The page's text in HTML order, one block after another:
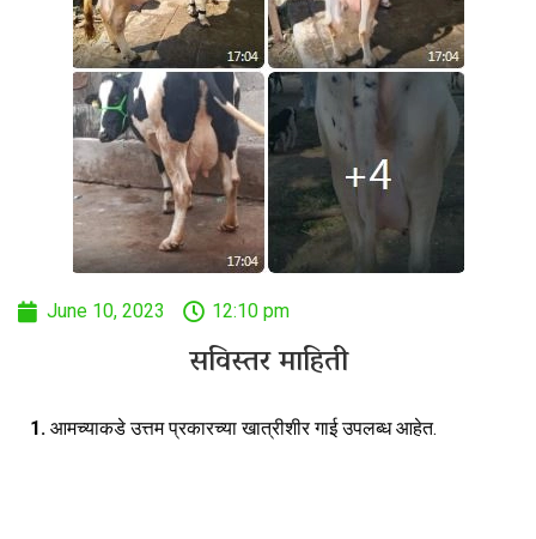
June 10, 2023 12:10 pm
सविस्तर माहिती
1. आमच्याकडे उत्तम प्रकारच्या खात्रीशीर गाई उपलब्ध आहेत.